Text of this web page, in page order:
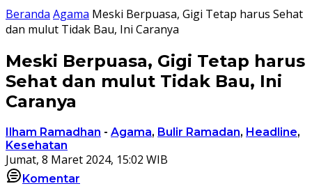
Beranda Agama Meski Berpuasa, Gigi Tetap harus Sehat
dan mulut Tidak Bau, Ini Caranya
Meski Berpuasa, Gigi Tetap harus
Sehat dan mulut Tidak Bau, Ini
Caranya
Ilham Ramadhan - Agama, Bulir Ramadan, Headline,
Kesehatan
Jumat, 8 Maret 2024, 15:02 WIB
Komentar